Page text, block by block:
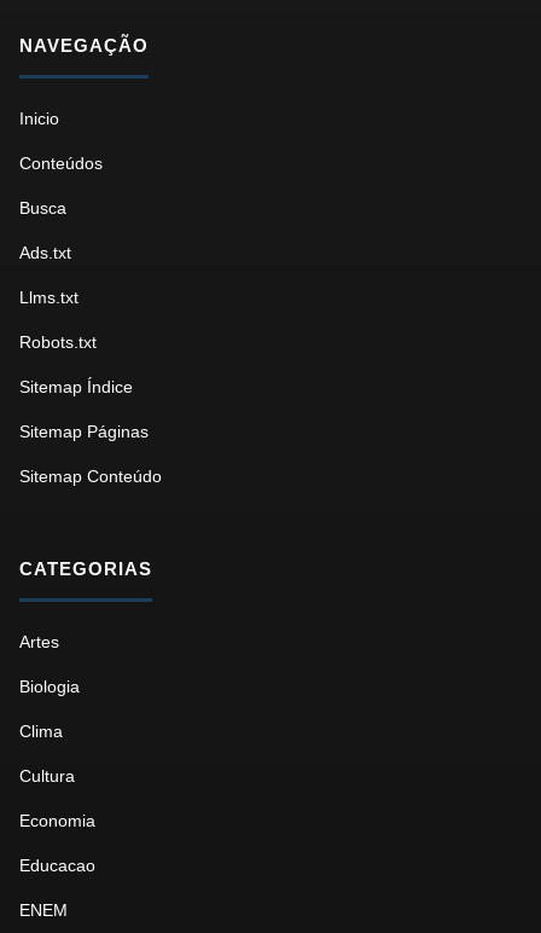
NAVEGAÇÃO
Inicio
Conteúdos
Busca
Ads.txt
Llms.txt
Robots.txt
Sitemap Índice
Sitemap Páginas
Sitemap Conteúdo
CATEGORIAS
Artes
Biologia
Clima
Cultura
Economia
Educacao
ENEM